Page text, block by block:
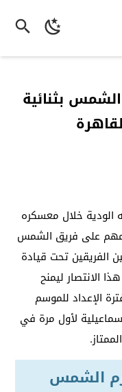
بثنائية
الودية خلال معسكره
مهم على فريق الشمس
الفريقين تحت قيادة
الانتصار ليمنح
الإعداد للموسم
لأول مرة في
الشمس